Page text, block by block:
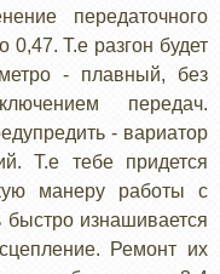
передаточного
Т.е разгон будет
- плавный, без
передач.
- вариатор
Т.е тебе придется
манеру работы с
изнашивается
Ремонт их